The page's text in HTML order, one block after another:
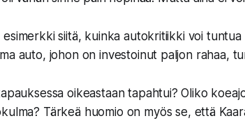
esimerkki siitä, kuinka autokritiikki voi
auto, johon on investoinut paljon rahaa,
oikeastaan tapahtui? Oliko
Tärkeä huomio on myös se, että